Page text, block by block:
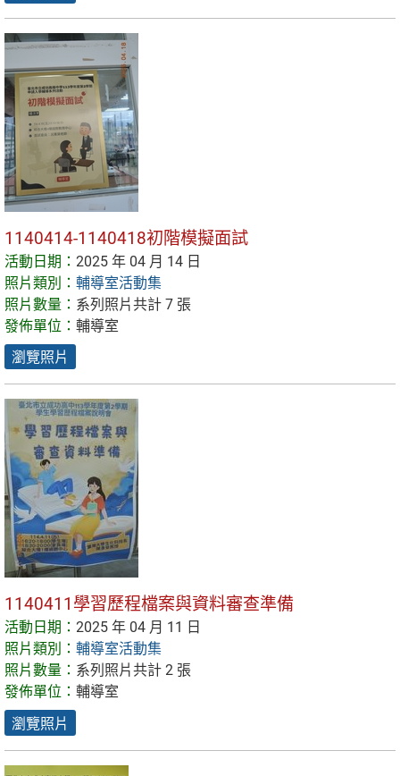
1140414-1140418初階模擬面試
活動日期： 2025 年 04 月 14 日
照片類別： 輔導室活動集
照片數量： 系列照片共計 7 張
發佈單位： 輔導室
瀏覽照片
1140411學習歷程檔案與資料審查準備
活動日期： 2025 年 04 月 11 日
照片類別： 輔導室活動集
照片數量： 系列照片共計 2 張
發佈單位： 輔導室
瀏覽照片